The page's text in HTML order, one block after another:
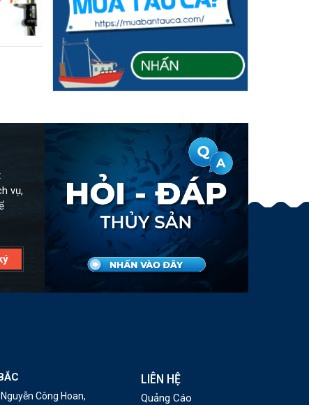
vụ,
Công Hoan,
LIÊN HỆ
Quảng Cáo